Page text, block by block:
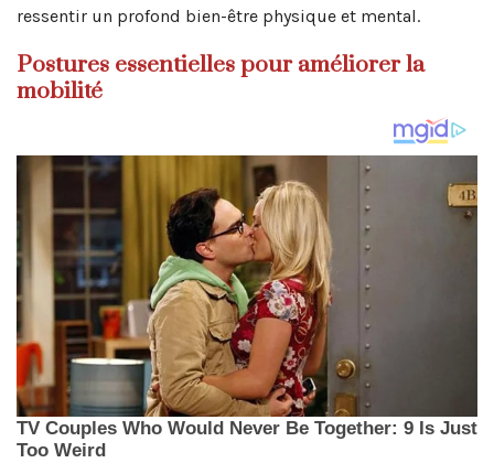
ressentir un profond bien-être physique et mental.
Postures essentielles pour améliorer la
mobilité